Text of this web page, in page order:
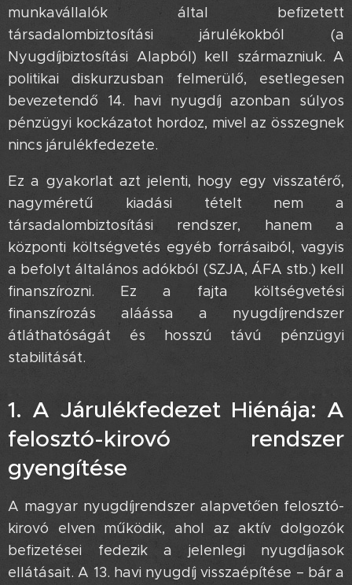
munkavállalók által befizetett
társadalombiztosítási járulékokból (a
Nyugdíjbiztosítási Alapból) kell származniuk. A
politikai diskurzusban felmerülő, esetlegesen
bevezetendő 14. havi nyugdíj azonban súlyos
pénzügyi kockázatot hordoz, mivel az összegnek
nincs járulékfedezete.
Ez a gyakorlat azt jelenti, hogy egy visszatérő,
nagyméretű kiadási tételt nem a
társadalombiztosítási rendszer, hanem a
központi költségvetés egyéb forrásaiból, vagyis
a befolyt általános adókból (SZJA, ÁFA stb.) kell
finanszírozni. Ez a fajta költségvetési
finanszírozás aláássa a nyugdíjrendszer
átláthatóságát és hosszú távú pénzügyi
stabilitását.
1. A Járulékfedezet Hiénája: A
felosztó-kirovó rendszer
gyengítése 📉
A magyar nyugdíjrendszer alapvetően felosztó-
kirovó elven működik, ahol az aktív dolgozók
befizetései fedezik a jelenlegi nyugdíjasok
ellátásait. A 13. havi nyugdíj visszaépítése – bár a